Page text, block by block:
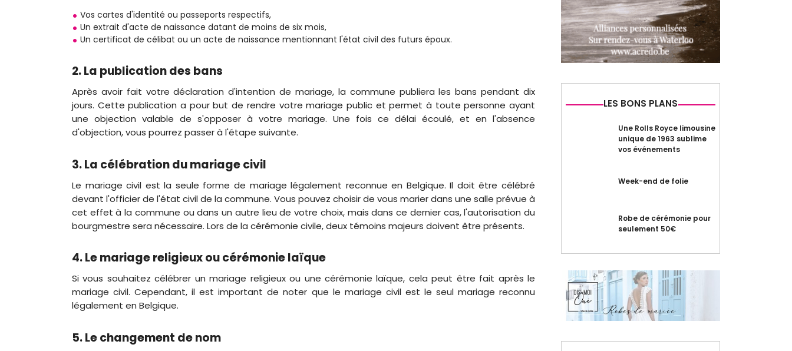
Vos cartes d'identité ou passeports respectifs,
Un extrait d'acte de naissance datant de moins de six mois,
Un certificat de célibat ou un acte de naissance mentionnant l'état civil des futurs époux.
2. La publication des bans
Après avoir fait votre déclaration d'intention de mariage, la commune publiera les bans pendant dix
jours. Cette publication a pour but de rendre votre mariage public et permet à toute personne ayant
une objection valable de s'opposer à votre mariage. Une fois ce délai écoulé, et en l'absence
d'objection, vous pourrez passer à l'étape suivante.
3. La célébration du mariage civil
Le mariage civil est la seule forme de mariage légalement reconnue en Belgique. Il doit être célébré
devant l'officier de l'état civil de la commune. Vous pouvez choisir de vous marier dans une salle prévue à
cet effet à la commune ou dans un autre lieu de votre choix, mais dans ce dernier cas, l'autorisation du
bourgmestre sera nécessaire. Lors de la cérémonie civile, deux témoins majeurs doivent être présents.
4. Le mariage religieux ou cérémonie laïque
Si vous souhaitez célébrer un mariage religieux ou une cérémonie laïque, cela peut être fait après le
mariage civil. Cependant, il est important de noter que le mariage civil est le seul mariage reconnu
légalement en Belgique.
5. Le changement de nom
LES BONS PLANS
Une Rolls Royce limousine
unique de 1963 sublime
vos événements
Week-end de folie
Robe de cérémonie pour
seulement 50€